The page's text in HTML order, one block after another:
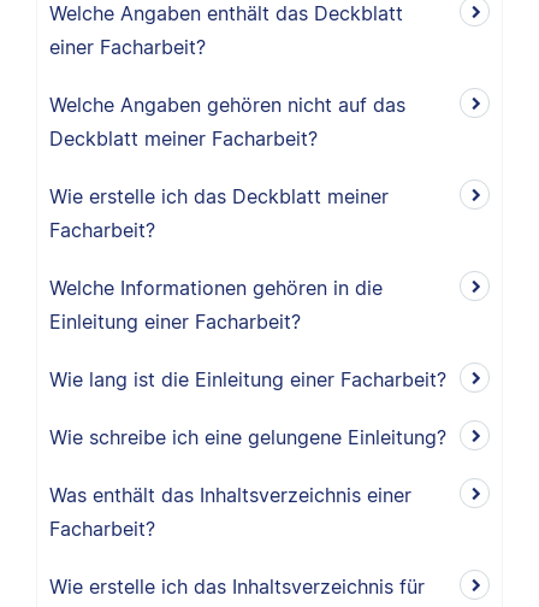
Welche Angaben enthält das Deckblatt
einer Facharbeit?
Welche Angaben gehören nicht auf das
Deckblatt meiner Facharbeit?
Wie erstelle ich das Deckblatt meiner
Facharbeit?
Welche Informationen gehören in die
Einleitung einer Facharbeit?
Wie lang ist die Einleitung einer Facharbeit?
Wie schreibe ich eine gelungene Einleitung?
Was enthält das Inhaltsverzeichnis einer
Facharbeit?
Wie erstelle ich das Inhaltsverzeichnis für